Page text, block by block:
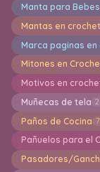
Manta para
Mantas en crochet
Marca paginas en
Mitones en
Motivos en
Muñecas de tela 2
Paños de Cocina
Pañuelos para el
Pasadores/